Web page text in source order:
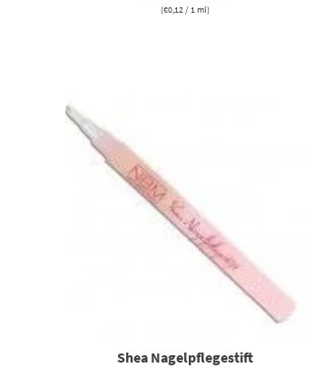
(€0,12 / 1 ml)
Shea Nagelpflegestift